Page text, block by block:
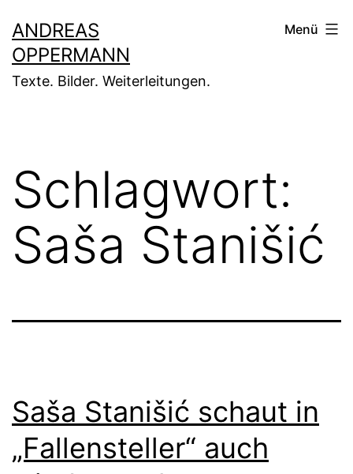
Inhalt
springen
ANDREAS
OPPERMANN
Texte. Bilder. Weiterleitungen.
Menü
Schlagwort:
Saša Stanišić
Saša Stanišić schaut in
„Fallensteller“ auch